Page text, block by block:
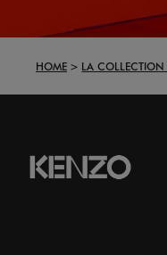
HOME LA